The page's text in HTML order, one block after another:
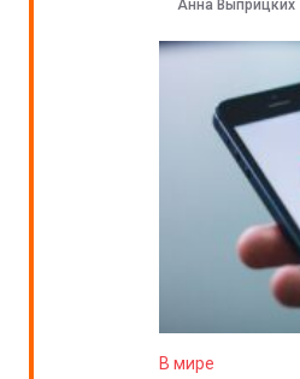
Анна Выприцких
В мире